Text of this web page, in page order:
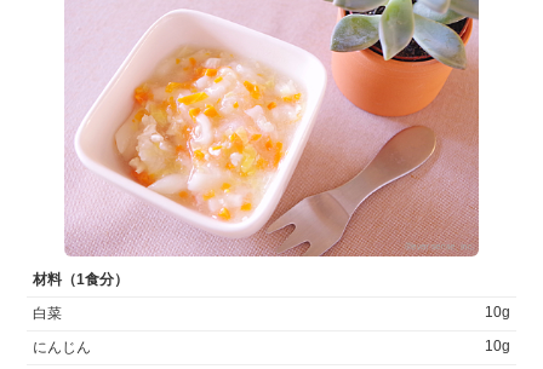
材料（1食分）
白菜
10g
にんじん 10g